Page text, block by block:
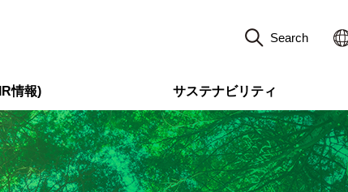
Search
情報) サステナビリティ